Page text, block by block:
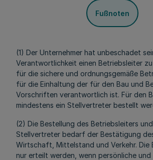
Fußnoten
(1) Der Unternehmer hat unbeschadet
Verantwortlichkeit einen Betriebsleiter
für die sichere und ordnungsgemäße
für die Einhaltung der für den Bau und
Vorschriften verantwortlich ist. Für den
mindestens ein Stellvertreter bestellt
(2) Die Bestellung des Betriebsleiters
Stellvertreter bedarf der Bestätigung
Wirtschaft, Mittelstand und Verkehr.
nur erteilt werden, wenn persönliche